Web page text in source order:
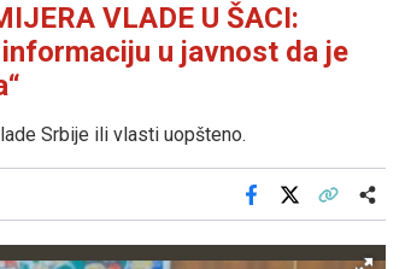
VLADE U ŠACI:
u javnost da je
Srbije ili vlasti uopšteno.
Facebook